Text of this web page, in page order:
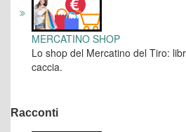
MERCATINO SHOP
Lo shop del Mercatino del Tiro:
caccia.
Racconti